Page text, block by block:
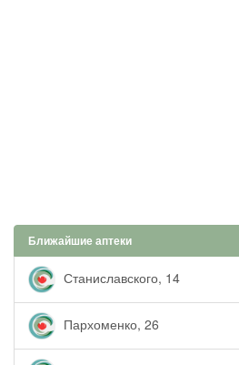
Ближайшие аптеки
Станиславского, 14
Пархоменко, 26